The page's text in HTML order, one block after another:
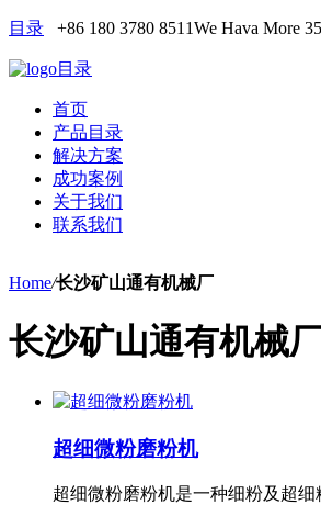
目录 +86 180 3780 8511We Hava More
目录
首页
产品目录
解决方案
成功案例
关于我们
联系我们
Home/长沙矿山通有机械厂
长沙矿山通有机械
超细微粉磨粉机
超细微粉磨粉机是一种细粉及超